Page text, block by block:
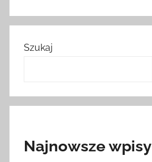
Szukaj
Najnowsze wpisy